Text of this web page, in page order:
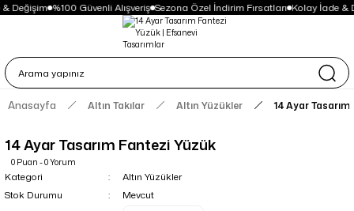
Değişim %100 Güvenli Alışveriş Sezona Özel İndirim Fırsatları Kolay İade &
Anasayfa Altın Takılar Altın Yüzükler 14 Ayar
14 Ayar Tasarım Fantezi Yüzük
0 Puan - 0 Yorum
Kategori
Altın Yüzükler
Stok Durumu
Mevcut